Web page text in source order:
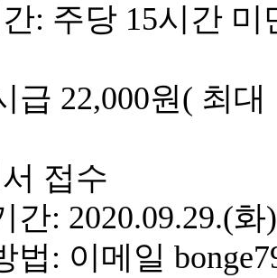
: 주당 15시간 미
급 22,000원( 최대
접수
간: 2020.09.29.(
법: 이메일